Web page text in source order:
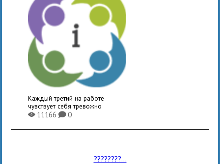
Каждый третий на работе
чувствует себя тревожно
X11166K0
????????...